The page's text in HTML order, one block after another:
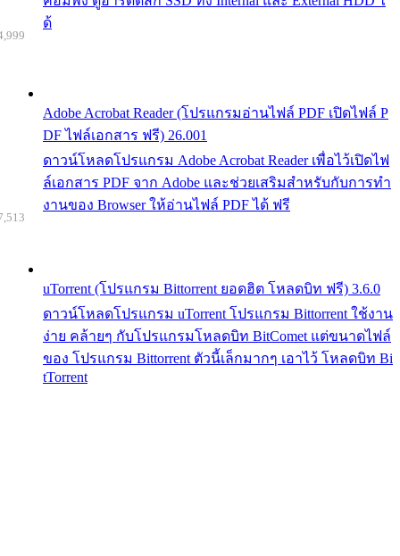
ด้
Adobe Acrobat Reader (โปรแกรมอ่านไฟล์ PDF เปิดไฟล์ P
DF ไฟล์เอกสาร ฟรี) 26.001
ดาวน์โหลดโปรแกรม Adobe Acrobat Reader เพื่อไว้เปิดไฟ
ล์เอกสาร PDF จาก Adobe และช่วยเสริมสำหรับกับการทำ
งานของ Browser ให้อ่านไฟล์ PDF ได้ ฟรี
uTorrent (โปรแกรม Bittorrent ยอดฮิต โหลดบิท ฟรี) 3.6.0
ดาวน์โหลดโปรแกรม uTorrent โปรแกรม Bittorrent ใช้งาน
ง่าย คล้ายๆ กับโปรแกรมโหลดบิท BitComet แต่ขนาดไฟล์
ของ โปรแกรม Bittorrent ตัวนี้เล็กมากๆ เอาไว้ โหลดบิท Bi
tTorrent